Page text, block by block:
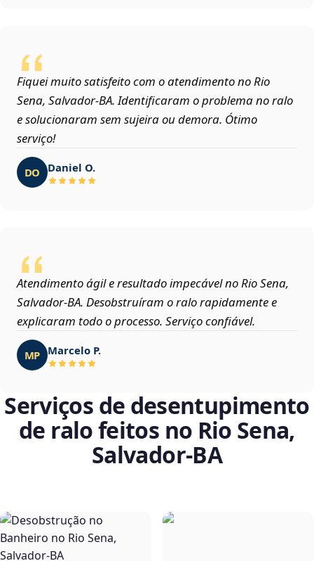
Fiquei muito satisfeito com o atendimento no Rio
Sena, Salvador‑BA. Identificaram o problema no ralo
e solucionaram sem sujeira ou demora. Ótimo
serviço!
DO Daniel O.
Atendimento ágil e resultado impecável no Rio Sena,
Salvador‑BA. Desobstruíram o ralo rapidamente e
explicaram todo o processo. Serviço confiável.
MP Marcelo P.
Serviços de desentupimento
de ralo feitos no Rio Sena,
Salvador‑BA